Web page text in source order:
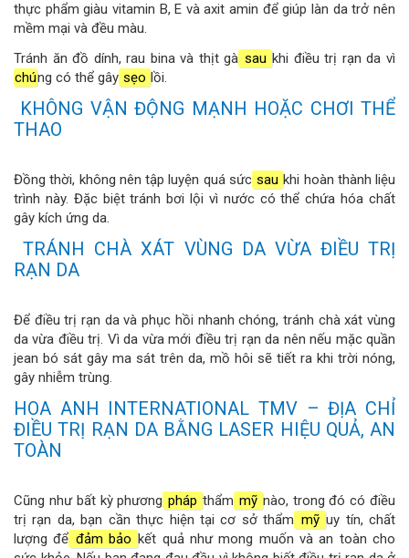
thực phẩm giàu vitamin B, E và axit amin để giúp làn da trở nên
mềm mại và đều màu.
Tránh ăn đồ dính, rau bina và thịt gà sau khi điều trị rạn da vì
chúng có thể gây sẹo lồi.
KHÔNG VẬN ĐỘNG MẠNH HOẶC CHƠI THỂ
THAO
Đồng thời, không nên tập luyện quá sức sau khi hoàn thành liệu
trình này. Đặc biệt tránh bơi lội vì nước có thể chứa hóa chất
gây kích ứng da.
TRÁNH CHÀ XÁT VÙNG DA VỪA ĐIỀU TRỊ
RẠN DA
Để điều trị rạn da và phục hồi nhanh chóng, tránh chà xát vùng
da vừa điều trị. Vì da vừa mới điều trị rạn da nên nếu mặc quần
jean bó sát gây ma sát trên da, mồ hôi sẽ tiết ra khi trời nóng,
gây nhiễm trùng.
HOA ANH INTERNATIONAL TMV – ĐỊA CHỈ
ĐIỀU TRỊ RẠN DA BẰNG LASER HIỆU QUẢ, AN
TOÀN
Cũng như bất kỳ phương pháp thẩm mỹ nào, trong đó có điều
trị rạn da, bạn cần thực hiện tại cơ sở thẩm mỹ uy tín, chất
lượng để đảm bảo kết quả như mong muốn và an toàn cho